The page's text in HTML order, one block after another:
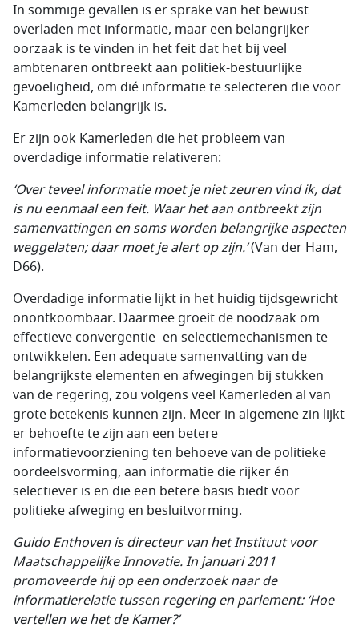
In sommige gevallen is er sprake van het bewust
overladen met informatie, maar een belangrijker
oorzaak is te vinden in het feit dat het bij veel
ambtenaren ontbreekt aan politiek-bestuurlijke
gevoeligheid, om dié informatie te selecteren die voor
Kamerleden belangrijk is.
Er zijn ook Kamerleden die het probleem van
overdadige informatie relativeren:
‘Over teveel informatie moet je niet zeuren vind ik, dat
is nu eenmaal een feit. Waar het aan ontbreekt zijn
samenvattingen en soms worden belangrijke aspecten
weggelaten; daar moet je alert op zijn.’(Van der Ham,
D66).
Overdadige informatie lijkt in het huidig tijdsgewricht
onontkoombaar. Daarmee groeit de noodzaak om
effectieve convergentie- en selectiemechanismen te
ontwikkelen. Een adequate samenvatting van de
belangrijkste elementen en afwegingen bij stukken
van de regering, zou volgens veel Kamerleden al van
grote betekenis kunnen zijn. Meer in algemene zin lijkt
er behoefte te zijn aan een betere
informatievoorziening ten behoeve van de politieke
oordeelsvorming, aan informatie die rijker én
selectiever is en die een betere basis biedt voor
politieke afweging en besluitvorming.
Guido Enthoven is directeur van het Instituut voor
Maatschappelijke Innovatie. In januari 2011
promoveerde hij op een onderzoek naar de
informatierelatie tussen regering en parlement: ‘Hoe
vertellen we het de Kamer?’